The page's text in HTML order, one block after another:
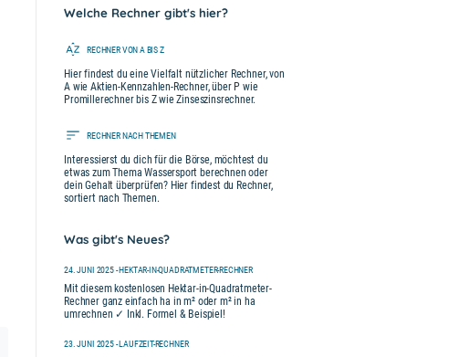
Welche Rechner gibt's hier?
RECHNER VON A BIS Z
Hier findest du eine Vielfalt nützlicher Rechner, von
A wie Aktien-Kennzahlen-Rechner, über P wie
Promillerechner bis Z wie Zinseszinsrechner.
RECHNER NACH THEMEN
Interessierst du dich für die Börse, möchtest du
etwas zum Thema Wassersport berechnen oder
dein Gehalt überprüfen? Hier findest du Rechner,
sortiert nach Themen.
Was gibt's Neues?
24. JUNI 2025 - HEKTAR-IN-QUADRATMETER-RECHNER
Mit diesem kostenlosen Hektar-in-Quadratmeter-
Rechner ganz einfach ha in m² oder m² in ha
umrechnen ✓ Inkl. Formel & Beispiel!
23. JUNI 2025 - LAUFZEIT-RECHNER